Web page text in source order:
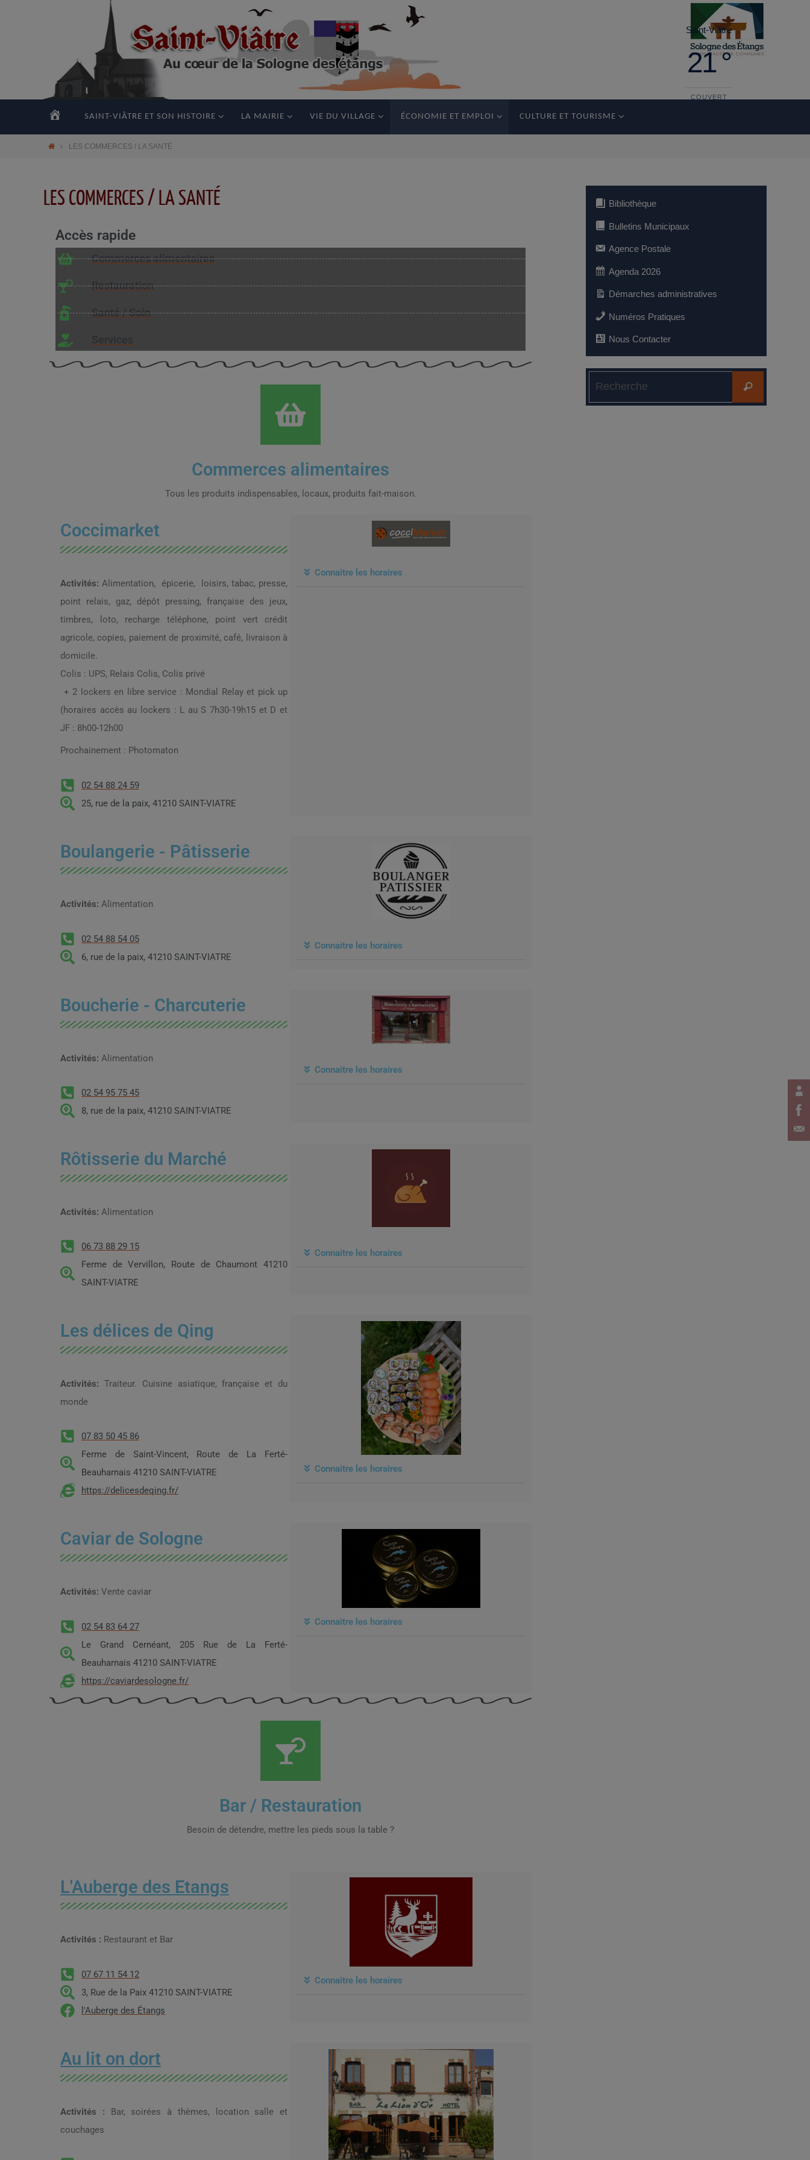
Saint-Viâtre
21 °
COUVERT
dimanche 36°19 °
ACCUEILSAINT-VIÂTRE ET SON HISTOIRE LA MAIRIE VIE DU VILLAGE ÉCONOMIE ET EMPLOI CULTURE ET TOURISME
LES COMMERCES / LA SANTÉ
LES COMMERCES / LA SANTÉ
Accès rapide
Commerces alimentaires
Restauration
Santé / Soin
Commerces alimentaires
Tous les produits indispensables, locaux, produits fait-maison.
Coccimarket
Activités: Alimentation, épicerie, loisirs, tabac, presse,
point relais, gaz, dépôt pressing, française des jeux,
timbres, loto, recharge téléphone, point vert crédit
agricole, copies, paiement de proximité, café, livraison à
domicile.
Colis : UPS, Relais Colis, Colis privé
+ 2 lockers en libre service : Mondial Relay et pick up
(horaires accès au lockers : L au S 7h30-19h15 et D et
JF : 8h00-12h00
Prochainement : Photomaton
02 54 88 24 59
25, rue de la paix, 41210 SAINT-VIATRE
Connaitre les horaires
Boulangerie - Pâtisserie
Activités: Alimentation
02 54 88 54 05
6, rue de la paix, 41210 SAINT-VIATRE
Connaitre les horaires
Boucherie - Charcuterie
Activités: Alimentation
02 54 95 75 45
8, rue de la paix, 41210 SAINT-VIATRE
Connaitre les horaires
Rôtisserie du Marché
Activités: Alimentation
06 73 88 29 15
Ferme de Vervillon, Route de Chaumont 41210
SAINT-VIATRE
Connaitre les horaires
Les délices de Qing
Activités: Traiteur. Cuisine asiatique, française et du
monde
07 83 50 45 86
Ferme de Saint-Vincent, Route de La Ferté-
Beauharnais 41210 SAINT-VIATRE
https://delicesdeqing.fr/
Connaitre les horaires
Caviar de Sologne
Activités: Vente caviar
02 54 83 64 27
Le Grand Cernéant, 205 Rue de La Ferté-
Beauharnais 41210 SAINT-VIATRE
https://caviardesologne.fr/
Connaitre les horaires
Bar / Restauration
Besoin de détendre, mettre les pieds sous la table ?
L'Auberge des Etangs
Activités : Restaurant et Bar
07 67 11 54 12
3, Rue de la Paix 41210 SAINT-VIATRE
l'Auberge des Étangs
Connaitre les horaires
Au lit on dort
Activités : Bar, soirées à thèmes, location salle et
couchages
Bibliothèque
Bulletins Municipaux
Agence Postale
Agenda 2026
Démarches administratives
Numéros Pratiques
Nous Contacter